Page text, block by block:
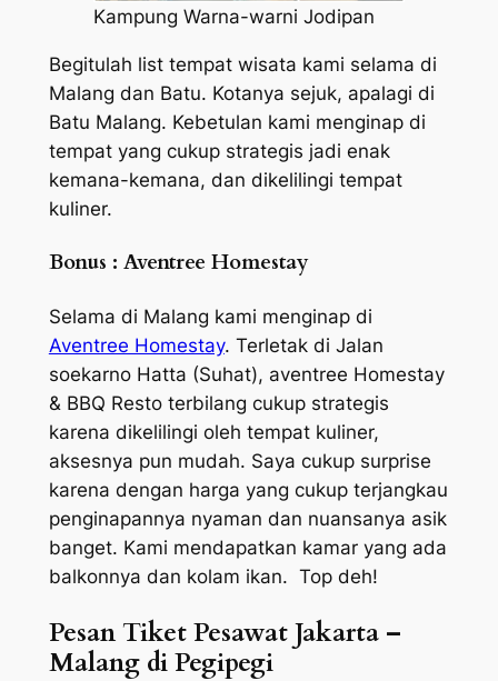
Kampung Warna-warni Jodipan
Begitulah list tempat wisata kami selama di
Malang dan Batu. Kotanya sejuk, apalagi di
Batu Malang. Kebetulan kami menginap di
tempat yang cukup strategis jadi enak
kemana-kemana, dan dikelilingi tempat
kuliner.
Bonus : Aventree Homestay
Selama di Malang kami menginap di
Aventree Homestay. Terletak di Jalan
soekarno Hatta (Suhat), aventree Homestay
& BBQ Resto terbilang cukup strategis
karena dikelilingi oleh tempat kuliner,
aksesnya pun mudah. Saya cukup surprise
karena dengan harga yang cukup terjangkau
penginapannya nyaman dan nuansanya asik
banget. Kami mendapatkan kamar yang ada
balkonnya dan kolam ikan. Top deh!
Pesan Tiket Pesawat Jakarta –
Malang di Pegipegi